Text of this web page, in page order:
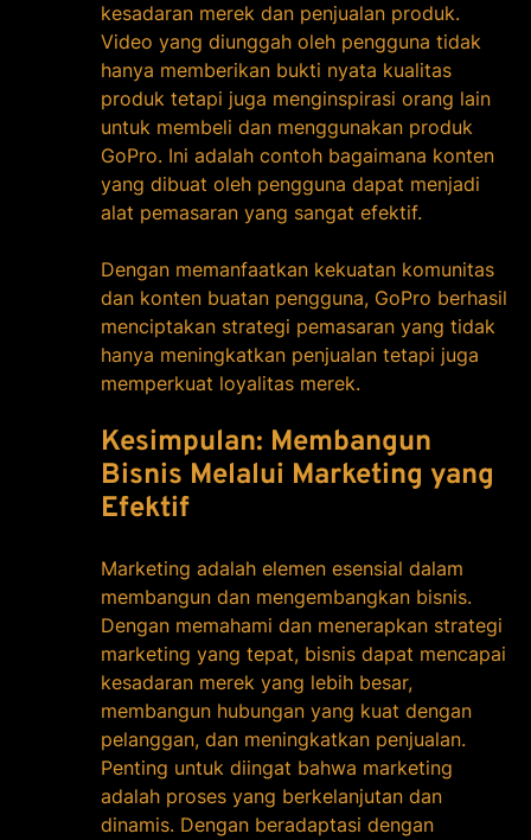
kesadaran merek dan penjualan produk.
Video yang diunggah oleh pengguna tidak
hanya memberikan bukti nyata kualitas
produk tetapi juga menginspirasi orang lain
untuk membeli dan menggunakan produk
GoPro. Ini adalah contoh bagaimana konten
yang dibuat oleh pengguna dapat menjadi
alat pemasaran yang sangat efektif.
Dengan memanfaatkan kekuatan komunitas
dan konten buatan pengguna, GoPro berhasil
menciptakan strategi pemasaran yang tidak
hanya meningkatkan penjualan tetapi juga
memperkuat loyalitas merek.
Kesimpulan: Membangun
Bisnis Melalui Marketing yang
Efektif
Marketing adalah elemen esensial dalam
membangun dan mengembangkan bisnis.
Dengan memahami dan menerapkan strategi
marketing yang tepat, bisnis dapat mencapai
kesadaran merek yang lebih besar,
membangun hubungan yang kuat dengan
pelanggan, dan meningkatkan penjualan.
Penting untuk diingat bahwa marketing
adalah proses yang berkelanjutan dan
dinamis. Dengan beradaptasi dengan